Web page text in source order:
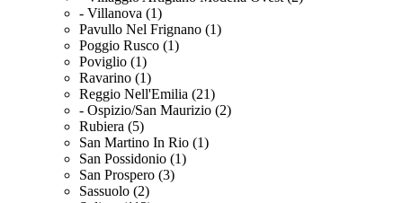
- Villanova (1)
Pavullo Nel Frignano (1)
Poggio Rusco (1)
Poviglio (1)
Ravarino (1)
Reggio Nell'Emilia (21)
- Ospizio/San Maurizio (2)
Rubiera (5)
San Martino In Rio (1)
San Possidonio (1)
San Prospero (3)
Sassuolo (2)